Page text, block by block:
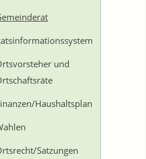
und
Haushaltsplan
Satzungen